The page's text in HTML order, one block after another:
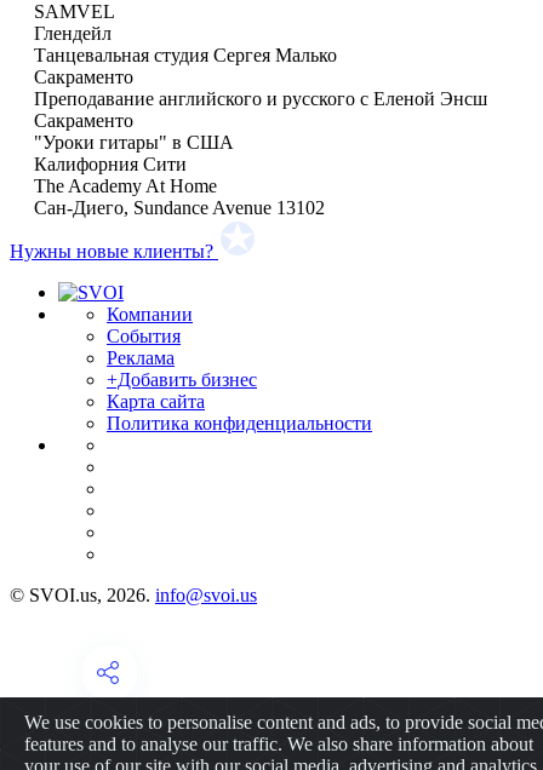
SAMVEL
Глендейл
Танцевальная студия Сергея Малько
Сакраменто
Преподавание английского и русского с Еленой Энсш
Сакраменто
"Уроки гитары" в США
Калифорния Сити
The Academy At Home
Сан-Диего, Sundance Avenue 13102
Нужны новые клиенты?
Компании
События
Реклама
+Добавить бизнес
Карта сайта
Политика конфиденциальности
© SVOI.us, 2026. info@svoi.us
We use cookies to personalise content and ads, to provide social
features and to analyse our traffic. We also share information about
your use of our site with our social media, advertising and analytics